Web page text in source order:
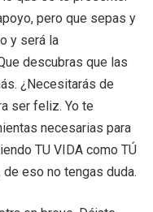
pero que sepas y
y será la
descubras que las
¿Necesitarás de
ser feliz. Yo te
necesarias para
TU VIDA como TÚ
eso no tengas duda.